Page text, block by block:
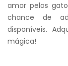
amor pelos
chance de
disponíveis.
mágica!